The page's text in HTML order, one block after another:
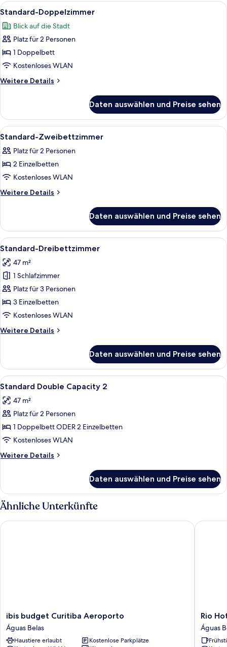
Alle
Fotos
für
Standard-
Doppelzimmer
anzeigen
Ein modernes Hotelzimmer mit
7
Standard-Doppelzimmer
Blick auf die Stadt
Platz für 2 Personen
1 Doppelbett
Kostenloses WLAN
Weitere Details
Weitere
Doppelzimmer
Daten auswählen und Preise sehen
Alle
Fotos
für
Standard-
Zweibettzimmer
anzeigen
Ein modernes Hotelzimmer mit
7
Standard-Zweibettzimmer
Platz für 2 Personen
2 Einzelbetten
Kostenloses WLAN
Weitere Details
Weitere
Zweibettzimmer
Daten auswählen und Preise sehen
Alle
Fotos
für
Standard-
Dreibettzimmer
anzeigen
Ein Hotelzimmer mit drei Betten,
8
Standard-Dreibettzimmer
47 m²
1 Schlafzimmer
Platz für 3 Personen
3 Einzelbetten
Kostenloses WLAN
Weitere Details
Weitere
Dreibettzimmer
Daten auswählen und Preise sehen
Alle
Fotos
für
Standard
Double
Capacity
2
anzeigen
1
Standard Double Capacity 2
47 m²
Platz für 2 Personen
1 Doppelbett ODER 2 Einzelbetten
Kostenloses WLAN
Weitere Details
Weitere
Double
Capacity
2
Daten auswählen und Preise sehen
Ähnliche Unterkünfte
ibis
budget
Curitiba
Aeroporto
ibis budget Curitiba Aeroporto
Águas Belas
Haustiere erlaubt
Kostenlose Parkplätze
ibis budget Curitiba Aeroporto
Rio
Hotel
by
Rio
Águas
Rio